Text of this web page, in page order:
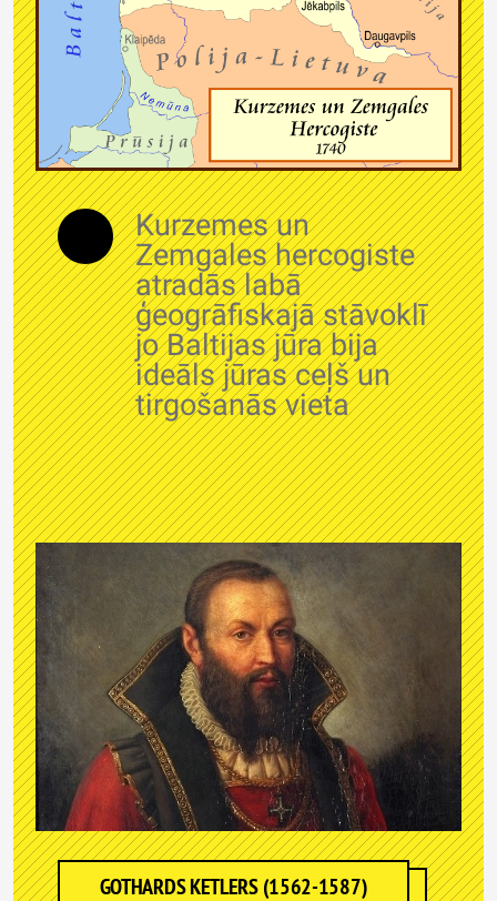
Kurzemes un
Zemgales hercogiste
atradās labā
ģeogrāfiskajā stāvoklī
jo Baltijas jūra bija
ideāls jūras ceļš un
tirgošanās vieta
GOTHARDS KETLERS (1562-1587)